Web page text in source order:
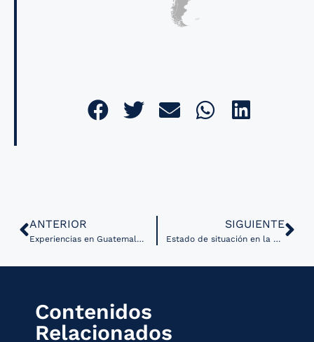
ANTERIOR
Experiencias en Guatemala con sistemas de gestión hospitalaria
SIGUIENTE
Estado de situación en la adopción del estándar HL7/FHIR en México
Contenidos
Relacionados